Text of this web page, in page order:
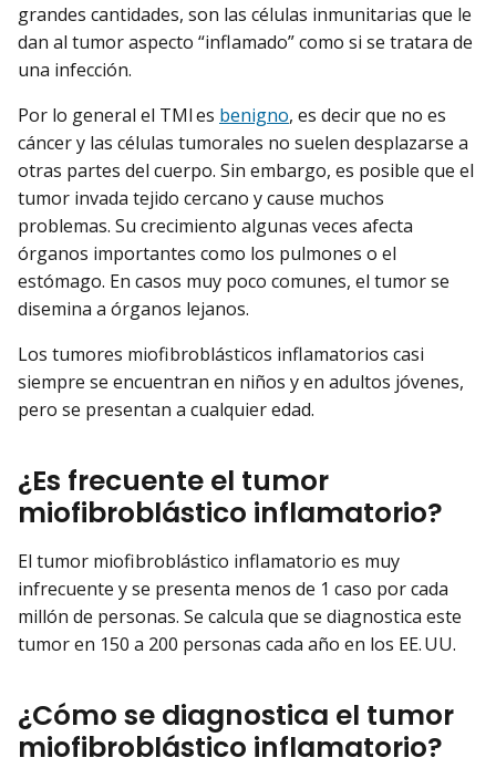
grandes cantidades, son las células inmunitarias que le
dan al tumor aspecto “inflamado” como si se tratara de
una infección.
Por lo general el TMI es benigno, es decir que no es
cáncer y las células tumorales no suelen desplazarse a
otras partes del cuerpo. Sin embargo, es posible que el
tumor invada tejido cercano y cause muchos
problemas. Su crecimiento algunas veces afecta
órganos importantes como los pulmones o el
estómago. En casos muy poco comunes, el tumor se
disemina a órganos lejanos.
Los tumores miofibroblásticos inflamatorios casi
siempre se encuentran en niños y en adultos jóvenes,
pero se presentan a cualquier edad.
¿Es frecuente el tumor
miofibroblástico inflamatorio?
El tumor miofibroblástico inflamatorio es muy
infrecuente y se presenta menos de 1 caso por cada
millón de personas. Se calcula que se diagnostica este
tumor en 150 a 200 personas cada año en los EE. UU.
¿Cómo se diagnostica el tumor
miofibroblástico inflamatorio?